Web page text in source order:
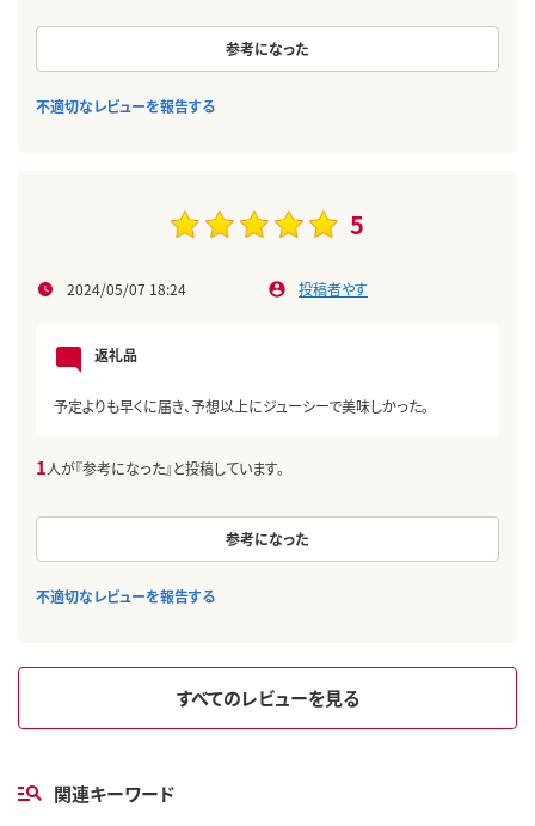
参考になった
不適切なレビューを報告する
5
2024/05/07 18:24 投稿者やす
返礼品
予定よりも早くに届き、予想以上にジューシーで美味しかった。
1人が『参考になった』と投稿しています。
参考になった
不適切なレビューを報告する
すべてのレビューを見る
関連キーワード